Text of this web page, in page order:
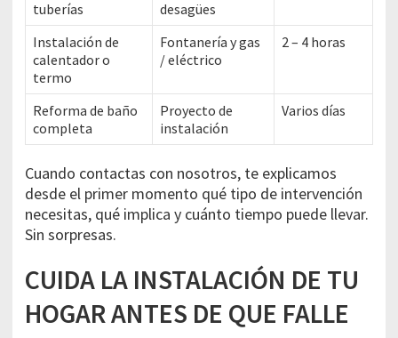
tuberías
desagües
Instalación de
calentador o
termo
Fontanería y gas
/ eléctrico
2 – 4 horas
Reforma de baño
completa
Proyecto de
instalación
Varios días
Cuando contactas con nosotros, te explicamos
desde el primer momento qué tipo de intervención
necesitas, qué implica y cuánto tiempo puede llevar.
Sin sorpresas.
CUIDA LA INSTALACIÓN DE TU
HOGAR ANTES DE QUE FALLE